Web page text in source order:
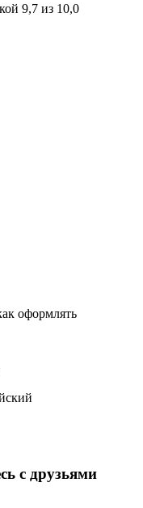
9,7 из 10,0
оформлять
с друзьями